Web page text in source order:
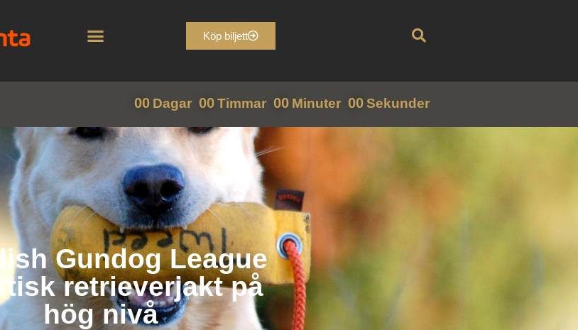
Köp biljett
00 Dagar 00Timmar 00 Minuter 00Sekunder
Gundog League
retrieverjakt på
hög nivå